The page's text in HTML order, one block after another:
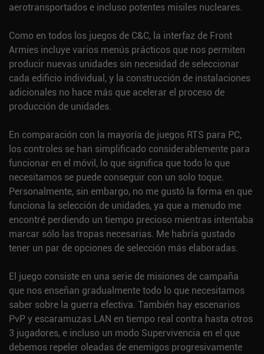
aerotransportados e incluso potentes misiles nucleares.
Como en todos los juegos de C&C, la interfaz de Front
Armies incluye varios menús prácticos que nos permiten
producir nuevas unidades sin necesidad de seleccionar
cada edificio individual, y la construcción de instalaciones
adicionales no hace más que acelerar el proceso de
producción de unidades.
En comparación con la mayoría de juegos RTS para PC,
los controles se han simplificado considerablemente para
funcionar en el móvil, lo que significa que todo lo que
necesitamos se puede conseguir con un solo toque.
Personalmente, sin embargo, no me gustó la forma en que
funciona la selección de unidades, ya que a menudo me
encontré perdiendo un tiempo precioso mientras intentaba
marcar sólo las tropas necesarias. Me habría gustado
tener un par de opciones de selección más elaboradas.
El juego consiste en una serie de misiones de campaña
que nos enseñan gradualmente todo lo que necesitamos
saber sobre la guerra efectiva. También hay escenarios
PvP y escaramuzas LAN en tiempo real contra hasta otros
3 jugadores, e incluso un modo Supervivencia en el que
debemos repeler oleadas de enemigos progresivamente